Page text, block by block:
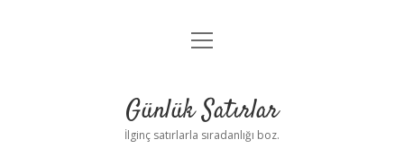
Anasayfa
Yasal Uyarı
menüyü
Günlük Satırlar
İlginç satırlarla sıradanlığı boz.